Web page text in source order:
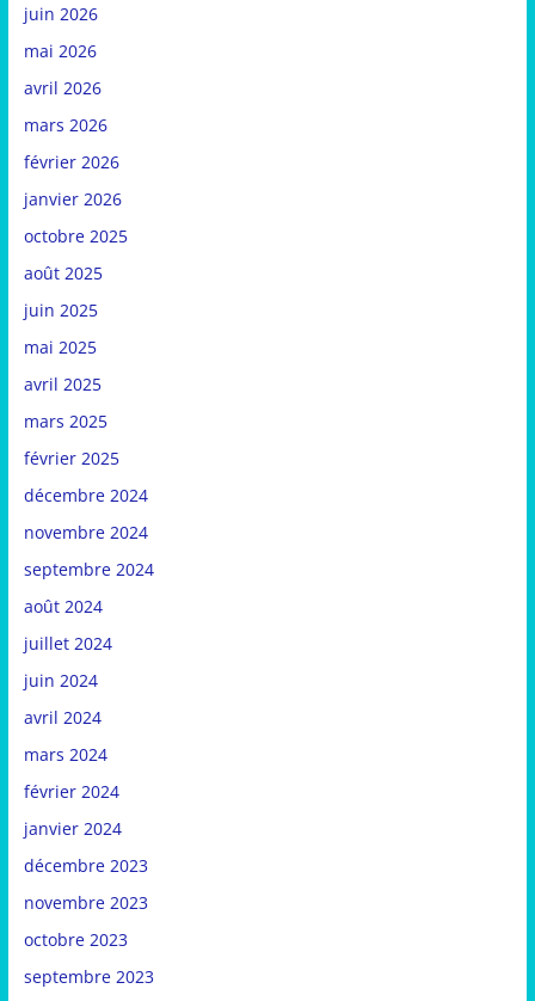
juin 2026
mai 2026
avril 2026
mars 2026
février 2026
janvier 2026
octobre 2025
août 2025
juin 2025
mai 2025
avril 2025
mars 2025
février 2025
décembre 2024
novembre 2024
septembre 2024
août 2024
juillet 2024
juin 2024
avril 2024
mars 2024
février 2024
janvier 2024
décembre 2023
novembre 2023
octobre 2023
septembre 2023